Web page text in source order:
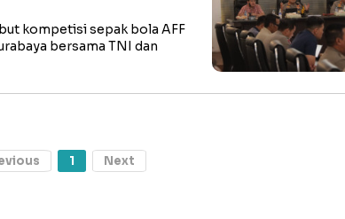
kompetisi sepak bola AFF
bersama TNI dan
1 Next